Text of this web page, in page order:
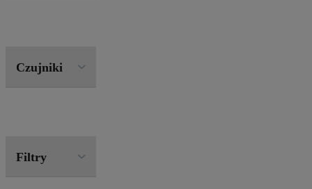
Czujniki
Filtry